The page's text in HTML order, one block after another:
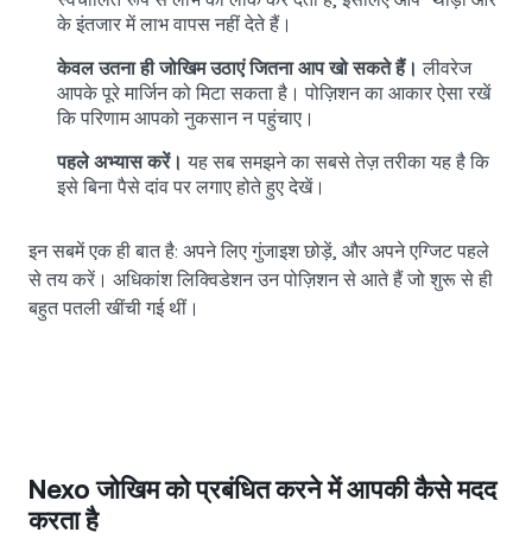
के इंतजार में लाभ वापस नहीं देते हैं।
केवल उतना ही जोखिम उठाएं जितना आप खो सकते हैं। लीवरेज
आपके पूरे मार्जिन को मिटा सकता है। पोज़िशन का आकार ऐसा रखें
कि परिणाम आपको नुकसान न पहुंचाए।
पहले अभ्यास करें। यह सब समझने का सबसे तेज़ तरीका यह है कि
इसे बिना पैसे दांव पर लगाए होते हुए देखें।
इन सबमें एक ही बात है: अपने लिए गुंजाइश छोड़ें, और अपने एग्जिट पहले
से तय करें। अधिकांश लिक्विडेशन उन पोज़िशन से आते हैं जो शुरू से ही
बहुत पतली खींची गई थीं।
Nexo जोखिम को प्रबंधित करने में आपकी कैसे मदद
करता है